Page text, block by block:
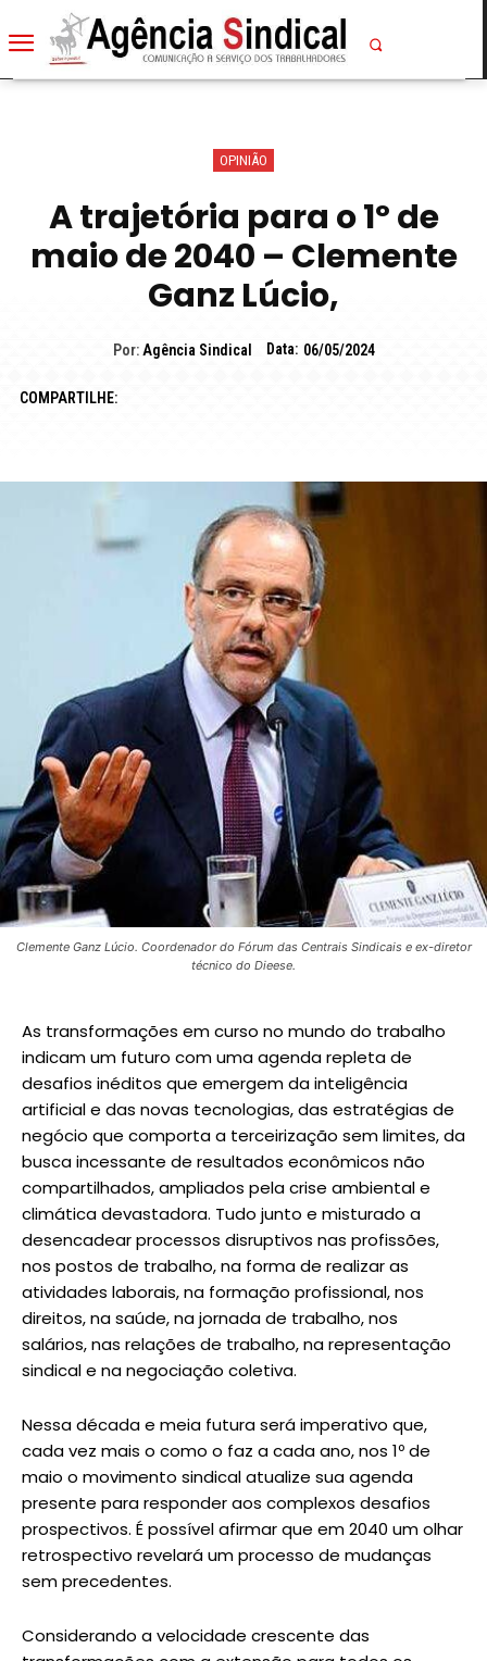
OPINIÃO
A trajetória para o 1º de
maio de 2040 – Clemente
Ganz Lúcio,
Por: Agência Sindical Data: 06/05/2024
COMPARTILHE:
Clemente Ganz Lúcio. Coordenador do Fórum das Centrais Sindicais e ex-diretor
técnico do Dieese.
As transformações em curso no mundo do trabalho
indicam um futuro com uma agenda repleta de
desafios inéditos que emergem da inteligência
artificial e das novas tecnologias, das estratégias de
negócio que comporta a terceirização sem limites, da
busca incessante de resultados econômicos não
compartilhados, ampliados pela crise ambiental e
climática devastadora. Tudo junto e misturado a
desencadear processos disruptivos nas profissões,
nos postos de trabalho, na forma de realizar as
atividades laborais, na formação profissional, nos
direitos, na saúde, na jornada de trabalho, nos
salários, nas relações de trabalho, na representação
sindical e na negociação coletiva.
Nessa década e meia futura será imperativo que,
cada vez mais o como o faz a cada ano, nos 1º de
maio o movimento sindical atualize sua agenda
presente para responder aos complexos desafios
prospectivos. É possível afirmar que em 2040 um olhar
retrospectivo revelará um processo de mudanças
sem precedentes.
Considerando a velocidade crescente das